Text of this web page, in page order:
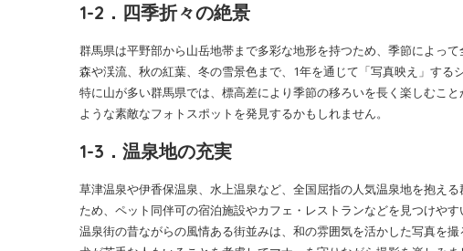
1-2．四季折々の絶景
群馬県は平野部から山岳地帯まで多彩な地形を持つため、季節によっ
森や渓流、秋の紅葉、冬の雪景色まで、1年を通じて「写真映え」する
特に山が多い群馬県では、標高差により季節の移ろいを長く楽しむこ
ような素敵なフォトスポットを発見するかもしれません。
1-3．温泉地の充実
草津温泉や伊香保温泉、水上温泉など、全国屈指の人気温泉地を抱え
ため、ペット同伴可の宿泊施設やカフェ・レストランなどを見つけやす
温泉街の昔ながらの風情ある街並みは、和の雰囲気を活かした写真を